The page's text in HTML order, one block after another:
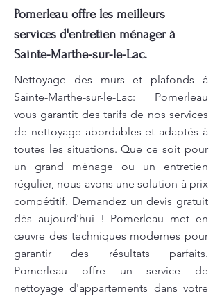
Pomerleau offre les meilleurs
services d'entretien ménager à
Sainte-Marthe-sur-le-Lac.
Nettoyage des murs et plafonds à
Sainte-Marthe-sur-le-Lac: Pomerleau
vous garantit des tarifs de nos services
de nettoyage abordables et adaptés à
toutes les situations. Que ce soit pour
un grand ménage ou un entretien
régulier, nous avons une solution à prix
compétitif. Demandez un devis gratuit
dès aujourd'hui ! Pomerleau met en
œuvre des techniques modernes pour
garantir des résultats parfaits.
Pomerleau offre un service de
nettoyage d'appartements dans votre